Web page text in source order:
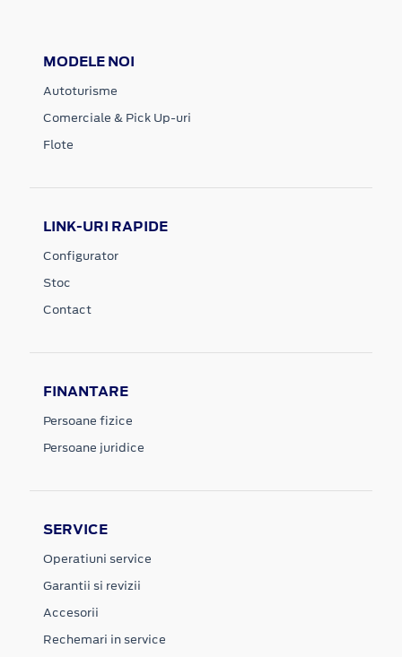
MODELE NOI
Autoturisme
Comerciale & Pick Up-uri
Flote
LINK-URI RAPIDE
Configurator
Stoc
Contact
FINANTARE
Persoane fizice
Persoane juridice
SERVICE
Operatiuni service
Garantii si revizii
Accesorii
Rechemari in service